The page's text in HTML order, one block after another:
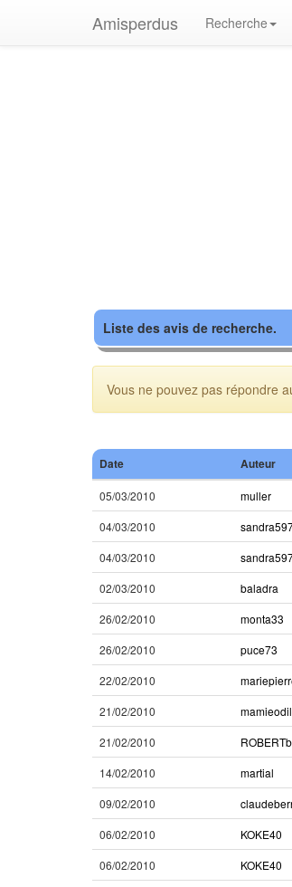
Amisperdus Recherche
Liste des avis de recherche.
Vous ne pouvez pas répondre
Date Auteur
05/03/2010 muller
04/03/2010
04/03/2010
02/03/2010
baladra
26/02/2010
monta33
26/02/2010
puce73
22/02/2010
21/02/2010
21/02/2010
14/02/2010
martial
09/02/2010
06/02/2010
KOKE40
06/02/2010
KOKE40